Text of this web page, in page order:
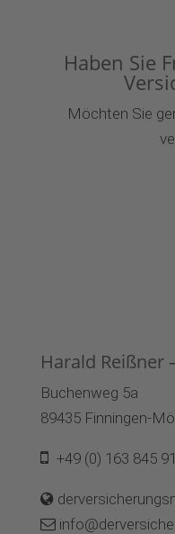
Haben Sie
Möchten Sie
Harald Reißner
Buchenweg 5a
89435 Finningen-
+49 (0) 163 845